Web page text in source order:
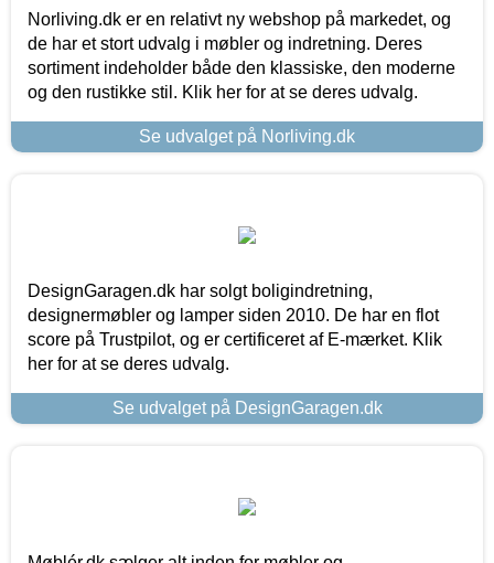
Norliving.dk er en relativt ny webshop på markedet, og
de har et stort udvalg i møbler og indretning. Deres
sortiment indeholder både den klassiske, den moderne
og den rustikke stil. Klik her for at se deres udvalg.
Se udvalget på Norliving.dk
DesignGaragen.dk har solgt boligindretning,
designermøbler og lamper siden 2010. De har en flot
score på Trustpilot, og er certificeret af E-mærket. Klik
her for at se deres udvalg.
Se udvalget på DesignGaragen.dk